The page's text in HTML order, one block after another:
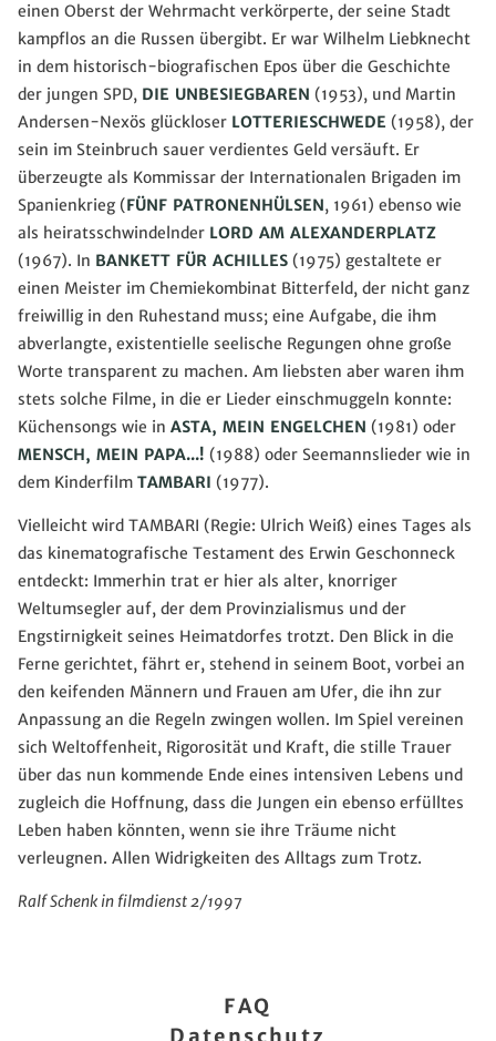
einen Oberst der Wehrmacht verkörperte, der seine Stadt
kampflos an die Russen übergibt. Er war Wilhelm Liebknecht
in dem historisch-biografischen Epos über die Geschichte
der jungen SPD, DIE UNBESIEGBAREN (1953), und Martin
Andersen-Nexös glückloser LOTTERIESCHWEDE (1958), der
sein im Steinbruch sauer verdientes Geld versäuft. Er
überzeugte als Kommissar der Internationalen Brigaden im
Spanienkrieg (FÜNF PATRONENHÜLSEN, 1961) ebenso wie
als heiratsschwindelnder LORD AM ALEXANDERPLATZ
(1967). In BANKETT FÜR ACHILLES (1975) gestaltete er
einen Meister im Chemiekombinat Bitterfeld, der nicht ganz
freiwillig in den Ruhestand muss; eine Aufgabe, die ihm
abverlangte, existentielle seelische Regungen ohne große
Worte transparent zu machen. Am liebsten aber waren ihm
stets solche Filme, in die er Lieder einschmuggeln konnte:
Küchensongs wie in ASTA, MEIN ENGELCHEN (1981) oder
MENSCH, MEIN PAPA...! (1988) oder Seemannslieder wie in
dem Kinderfilm TAMBARI (1977).
Vielleicht wird TAMBARI (Regie: Ulrich Weiß) eines Tages als
das kinematografische Testament des Erwin Geschonneck
entdeckt: Immerhin trat er hier als alter, knorriger
Weltumsegler auf, der dem Provinzialismus und der
Engstirnigkeit seines Heimatdorfes trotzt. Den Blick in die
Ferne gerichtet, fährt er, stehend in seinem Boot, vorbei an
den keifenden Männern und Frauen am Ufer, die ihn zur
Anpassung an die Regeln zwingen wollen. Im Spiel vereinen
sich Weltoffenheit, Rigorosität und Kraft, die stille Trauer
über das nun kommende Ende eines intensiven Lebens und
zugleich die Hoffnung, dass die Jungen ein ebenso erfülltes
Leben haben könnten, wenn sie ihre Träume nicht
verleugnen. Allen Widrigkeiten des Alltags zum Trotz.
Ralf Schenk in filmdienst 2/1997
FAQ